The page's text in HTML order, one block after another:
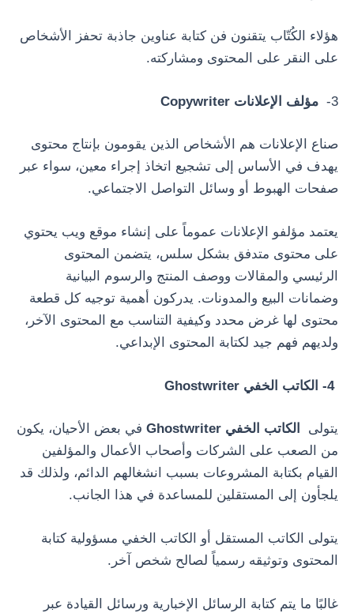
هؤلاء الكُتّاب يتقنون فن كتابة عناوين جاذبة تحفز الأشخاص
على النقر على المحتوى ومشاركته.
3- مؤلف الإعلانات Copywriter
صناع الإعلانات هم الأشخاص الذين يقومون بإنتاج محتوى
يهدف في الأساس إلى تشجيع اتخاذ إجراء معين، سواء عبر
صفحات الهبوط أو وسائل التواصل الاجتماعي.
يعتمد مؤلفو الإعلانات عموماً على إنشاء موقع ويب يحتوي
على محتوى متدفق بشكل سلس، يتضمن المحتوى
الرئيسي والمقالات ووصف المنتج والرسوم البيانية
وضمانات البيع والمدونات. يدركون أهمية توجيه كل قطعة
محتوى لها غرض محدد وكيفية التناسب مع المحتوى الآخر،
ولديهم فهم جيد لكتابة المحتوى الإبداعي.
4- الكاتب الخفي Ghostwriter
يتولى الكاتب الخفي Ghostwriter
في بعض الأحيان، يكون
من الصعب على الشركات وأصحاب الأعمال والمؤلفين
القيام بكتابة المشروعات بسبب انشغالهم الدائم، ولذلك قد
يلجأون إلى المستقلين للمساعدة في هذا الجانب.
يتولى الكاتب المستقل أو الكاتب الخفي مسؤولية كتابة
المحتوى وتوثيقه رسمياً لصالح شخص آخر.
غالبًا ما يتم كتابة الرسائل الإخبارية ورسائل القيادة عبر